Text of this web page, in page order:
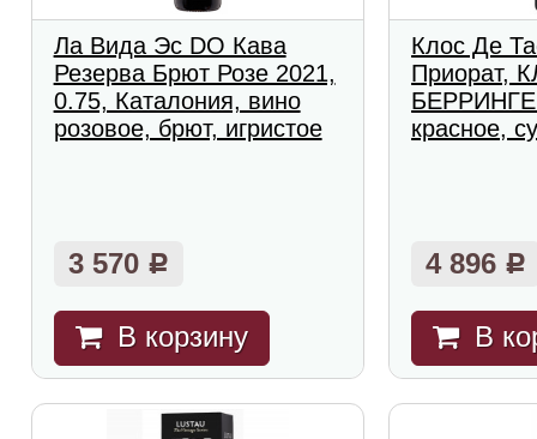
Ла Вида Эс DO Кава
Резерва Брют Розе 2021,
0.75, Каталония, вино
розовое, брют, игристое
3 570 Р
В корзину
Клос Де
Приорат,
красное,
4 896 Р
В